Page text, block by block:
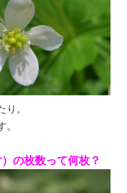
。
の枚数って何枚？